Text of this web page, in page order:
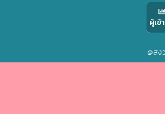
ผู้เข้
@ส